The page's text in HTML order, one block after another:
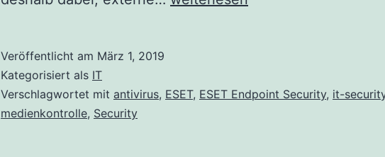
Ihrem
Veröffentlicht am März 1, 2019
Kategorisiert als IT
Verschlagwortet mit antivirus, ESET, ESET Endpoint Security, it-
medienkontrolle, Security